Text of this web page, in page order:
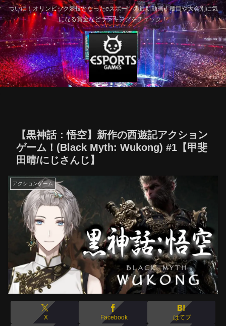
ついに！オリンピック競技となったeスポーツの最新動画！種目や大会別に気
になる賞金などランキングをチェック！
【黒神話：悟空】新作の西遊記アクション
ゲーム！(Black Myth: Wukong) #1【甲斐
田晴/にじさんじ】
アクションゲーム
X Facebook はてブ